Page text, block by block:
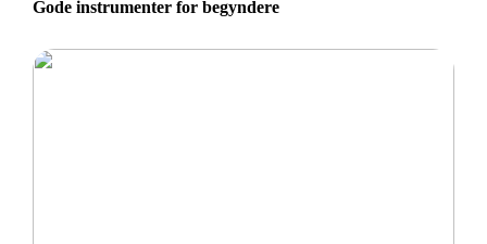
Gode instrumenter for begyndere